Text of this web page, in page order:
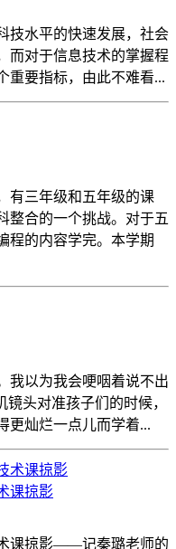
技水平的快速发展，社会
而对于信息技术的掌握程
重要指标，由此不难看...
有三年级和五年级的课
整合的一个挑战。对于五
程的内容学完。本学期
我以为我会哽咽着说不出
头对准孩子们的时候，
更灿烂一点儿而学着...
课掠影
课掠影——记秦璐老师的